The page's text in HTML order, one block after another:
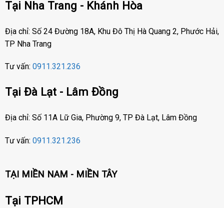
Tại Nha Trang - Khánh Hòa
Địa chỉ: Số 24 Đường 18A, Khu Đô Thị Hà Quang 2, Phước Hải,
TP Nha Trang
Tư vấn: 0911.321.236
Tại Đà Lạt - Lâm Đồng
Địa chỉ: Số 11A Lữ Gia, Phường 9, TP Đà Lạt, Lâm Đồng
Tư vấn: 0911.321.236
TẠI MIỀN NAM - MIỀN TÂY
Tại TPHCM